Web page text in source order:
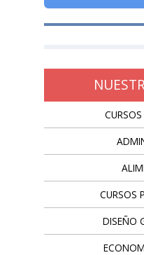
CURSOS
DISEÑO